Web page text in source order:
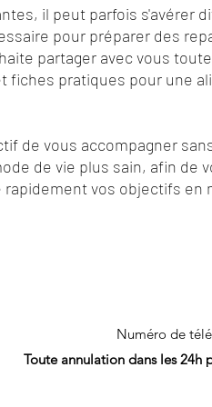
il peut parfois s'avérer
pour préparer des
partager avec vous
fiches pratiques pour une
de vous accompagner
de vie plus sain, afin de
vos objectifs en
Numéro de
Toute annulation dans les 24h